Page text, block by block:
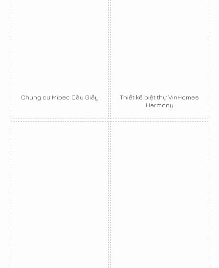
Chung cư Mipec Cầu Giấy
Thiết kế biệt thự VinHomes
Harmony